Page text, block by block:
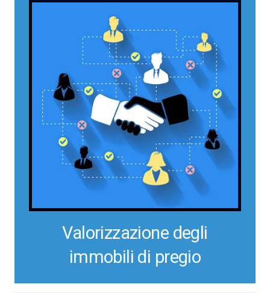
Valorizzazione degli
immobili di pregio